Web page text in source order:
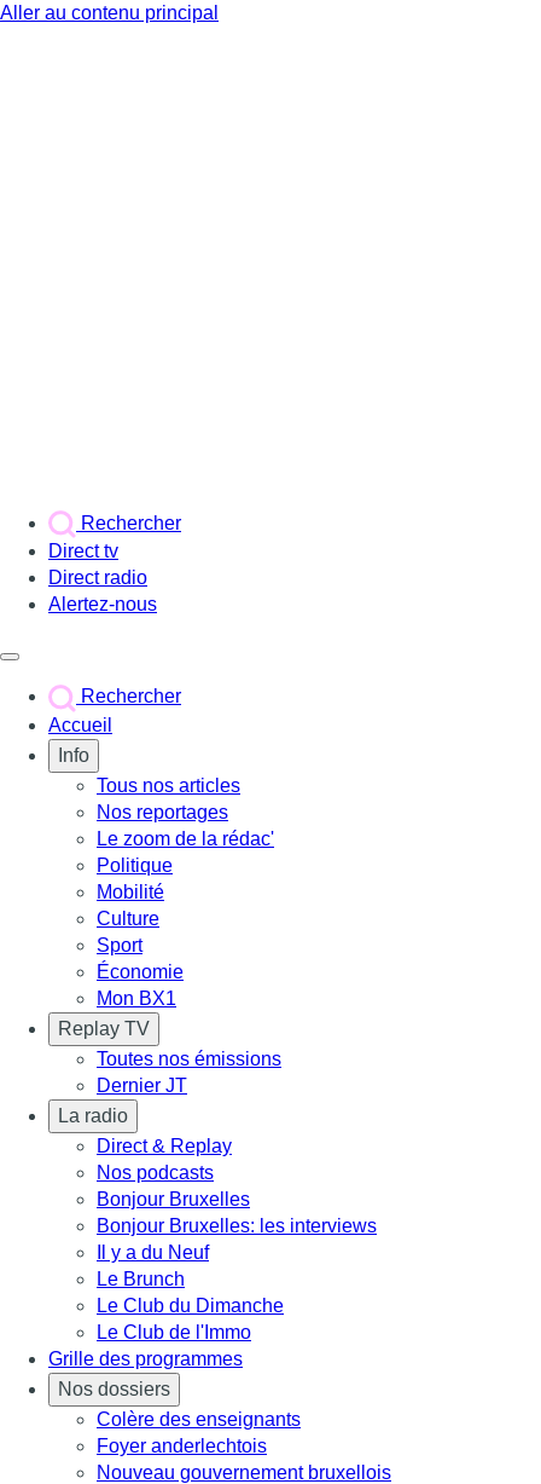
Aller au contenu principal
Rechercher
Direct tv
Direct radio
Alertez-nous
Rechercher
Accueil
Info
Tous nos articles
Nos reportages
Le zoom de la rédac'
Politique
Mobilité
Culture
Sport
Économie
Mon BX1
Replay TV
Toutes nos émissions
Dernier JT
La radio
Direct & Replay
Nos podcasts
Bonjour Bruxelles
Bonjour Bruxelles: les interviews
Il y a du Neuf
Le Brunch
Le Club du Dimanche
Le Club de l'Immo
Grille des programmes
Nos dossiers
Colère des enseignants
Foyer anderlechtois
Nouveau gouvernement bruxellois